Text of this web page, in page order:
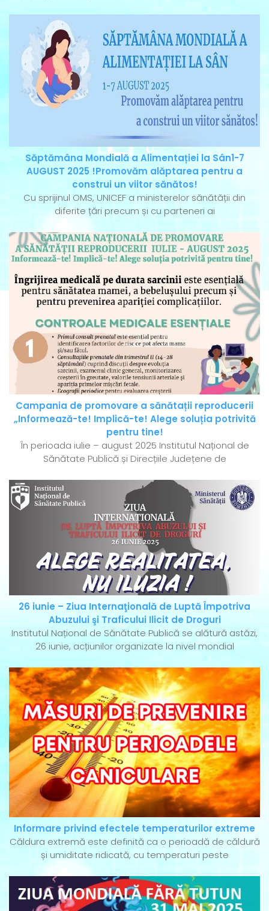
Săptămâna Mondială a Alimentației la Sân1-7
AUGUST 2025 !Promovăm alăptarea pentru a
construi un viitor sănătos!
Cu sprijinul OMS, UNICEF a ministerelor sănătății din
diferite țări precum și cu parteneri ai
Campania de promovare a sănătații reproducerii
„Informează-te! Implică-te! Alege soluția potrivită
pentru tine!
În perioada iulie – august 2025 Institutul Național de
Sănătate Publică și Direcțiile Județene de
26 iunie – Ziua Internaţională de Luptă Împotriva
Abuzului şi Traficului Ilicit de Droguri
Institutul Național de Sănătate Publică se alătură astăzi,
26 iunie, acțiunilor organizate la nivel mondial
Informare privind efectele temperaturilor extreme
Căldura extremă este definită ca o perioadă de căldură
și umiditate ridicată, cu temperaturi peste